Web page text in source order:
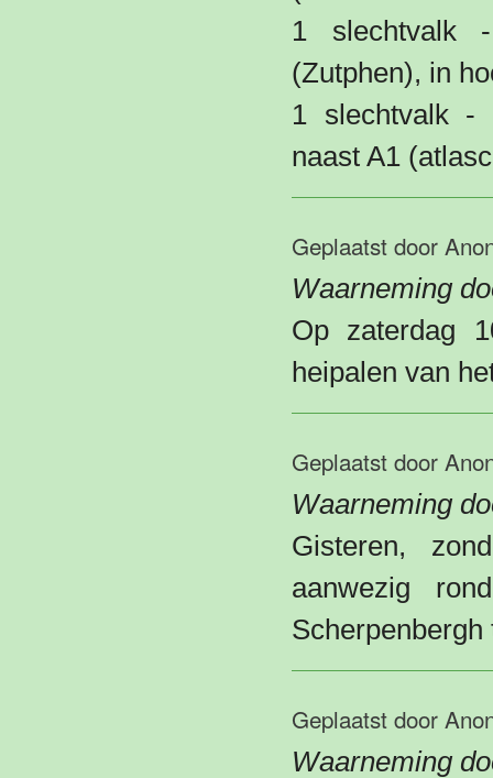
1 slechtvalk
(Zutphen), in
1 slechtvalk -
naast A1
Geplaatst door
Waarneming
Op zaterdag
heipalen van
Geplaatst door
Waarneming
Gisteren,
aanwezig
Scherpenbergh
Geplaatst door
Waarneming